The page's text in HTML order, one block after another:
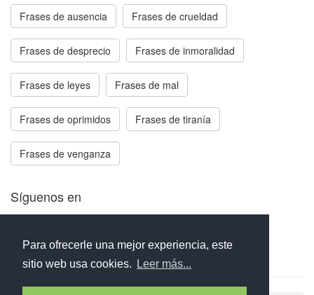
Para ofrecerle una mejor experiencia, este
sitio web usa cookies.
Leer más...
Frases de ausencia Frases de crueldad
Frases de desprecio Frases de inmoralidad
Frases de leyes Frases de mal
Frases de oprimidos Frases de tiranía
Frases de venganza
Síguenos en